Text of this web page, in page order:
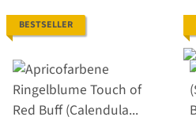
BESTSELLER